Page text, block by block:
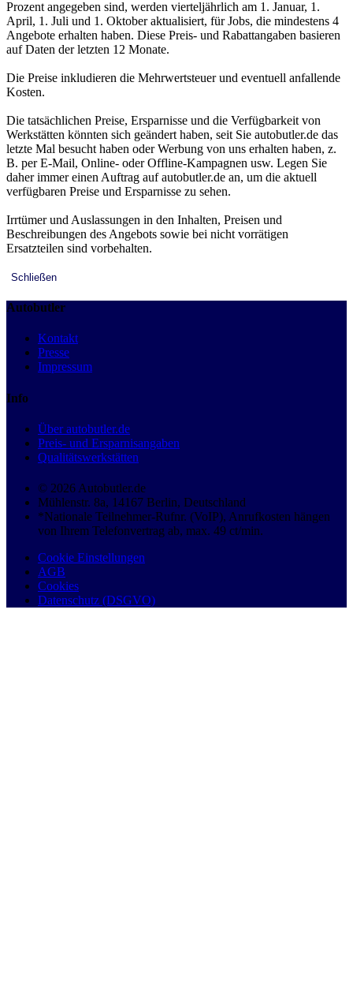
Prozent angegeben sind, werden vierteljährlich am 1. Januar, 1.
April, 1. Juli und 1. Oktober aktualisiert, für Jobs, die mindestens 4
Angebote erhalten haben. Diese Preis- und Rabattangaben basieren
auf Daten der letzten 12 Monate.
Die Preise inkludieren die Mehrwertsteuer und eventuell anfallende
Kosten.
Die tatsächlichen Preise, Ersparnisse und die Verfügbarkeit von
Werkstätten könnten sich geändert haben, seit Sie autobutler.de das
letzte Mal besucht haben oder Werbung von uns erhalten haben, z.
B. per E-Mail, Online- oder Offline-Kampagnen usw. Legen Sie
daher immer einen Auftrag auf autobutler.de an, um die aktuell
verfügbaren Preise und Ersparnisse zu sehen.
Irrtümer und Auslassungen in den Inhalten, Preisen und
Beschreibungen des Angebots sowie bei nicht vorrätigen
Ersatzteilen sind vorbehalten.
Schließen
Autobutler
Kontakt
Presse
Impressum
Info
Über autobutler.de
Preis- und Ersparnisangaben
Qualitätswerkstätten
© 2026 Autobutler.de
Mühlenstr. 8a, 14167 Berlin, Deutschland
*Nationale Teilnehmer-Rufnr. (VoIP), Anrufkosten hängen
von Ihrem Telefonvertrag ab, max. 49 ct/min.
Cookie Einstellungen
AGB
Cookies
Datenschutz (DSGVO)